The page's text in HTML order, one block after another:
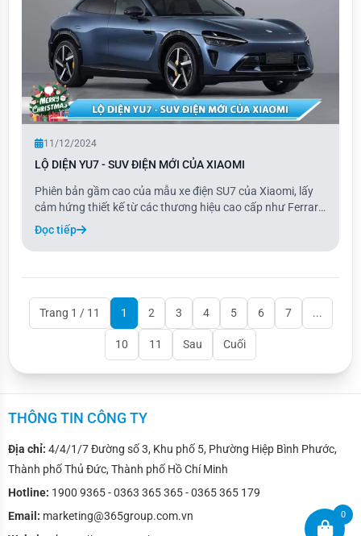
11/12/2024
LỘ DIỆN YU7 - SUV ĐIỆN MỚI CỦA XIAOMI
Phiên bản gầm cao của mẫu xe điện SU7 của Xiaomi, lấy
cảm hứng thiết kế từ các thương hiệu cao cấp như Ferrari
và McLaren, sẽ cạnh tranh trực tiếp với Tesla Model Y.
Đọc tiếp
Trang 1 / 11 1 2 3 4 5 6 7 ...
10 11 Sau Cuối
THÔNG TIN CÔNG TY
Địa chỉ: 4/4/1/7 Đường số 3, Khu phố 5, Phường Hiệp Bình Phước,
Thành phố Thủ Đức, Thành phố Hồ Chí Minh
Hotline: 1900 9365 - 0363 365 365 - 0365 365 179
Email: marketing@365group.com.vn
0